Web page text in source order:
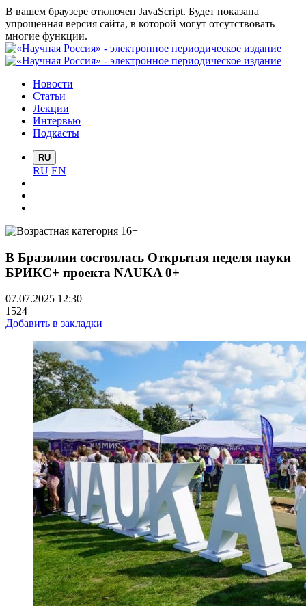
В вашем браузере отключен JavaScript. Будет показана
упрощенная версия сайта, в которой могут отсутствовать
многие функции.
Новости
Статьи
Лекции
Интервью
Подкасты
RU
RU EN
В Бразилии состоялась Открытая неделя науки
БРИКС+ проекта NAUKA 0+
07.07.2025 12:30
1524
Добавить в закладки